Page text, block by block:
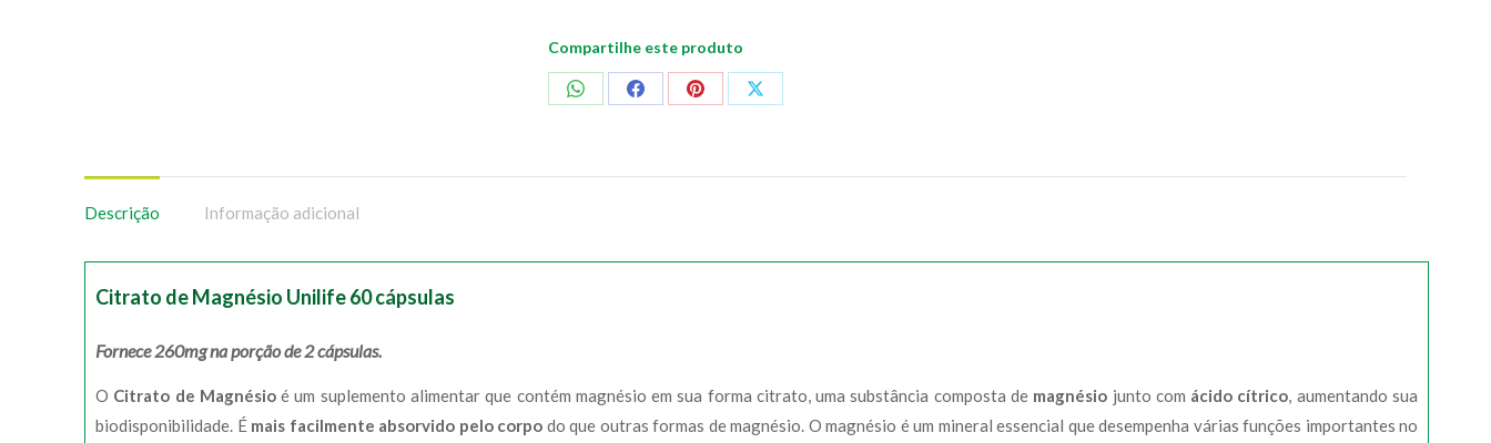
Compartilhe este produto
CompartilharCompartilharCompartilharCompartilhar
Descrição Informação adicional
Citrato de Magnésio Unilife 60 cápsulas
Fornece 260mg na porção de 2 cápsulas.
O Citrato de Magnésioé um suplemento alimentar que contém magnésio em sua forma citrato, uma substância composta de magnésio junto com ácido cítrico, aumentando sua
biodisponibilidade. É mais facilmente absorvido pelo corpo do que outras formas de magnésio. O magnésio é um mineral essencial que desempenha várias funções importantes no